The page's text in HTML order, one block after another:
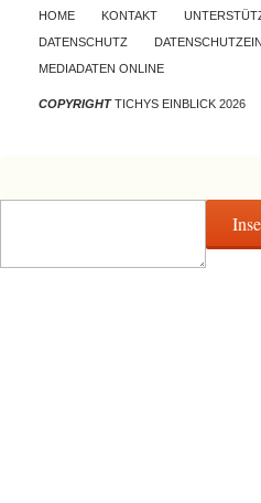
HOME KONTAKT
DATENSCHUTZ
MEDIADATEN ONLINE
COPYRIGHTTICHYS EINBLICK 2026